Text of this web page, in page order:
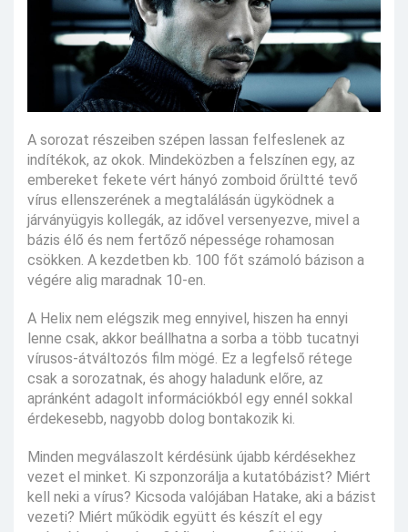
A sorozat részeiben szépen lassan felfeslenek az
indítékok, az okok. Mindeközben a felszínen egy, az
embereket fekete vért hányó zomboid őrültté tevő
vírus ellenszerének a megtalálásán ügyködnek a
járványügyis kollegák, az idővel versenyezve, mivel a
bázis élő és nem fertőző népessége rohamosan
csökken. A kezdetben kb. 100 főt számoló bázison a
végére alig maradnak 10-en.
A Helix nem elégszik meg ennyivel, hiszen ha ennyi
lenne csak, akkor beállhatna a sorba a több tucatnyi
vírusos-átváltozós film mögé. Ez a legfelső rétege
csak a sorozatnak, és ahogy haladunk előre, az
apránként adagolt információkból egy ennél sokkal
érdekesebb, nagyobb dolog bontakozik ki.
Minden megválaszolt kérdésünk újabb kérdésekhez
vezet el minket. Ki szponzorálja a kutatóbázist? Miért
kell neki a vírus? Kicsoda valójában Hatake, aki a bázist
vezeti? Miért működik együtt és készít el egy